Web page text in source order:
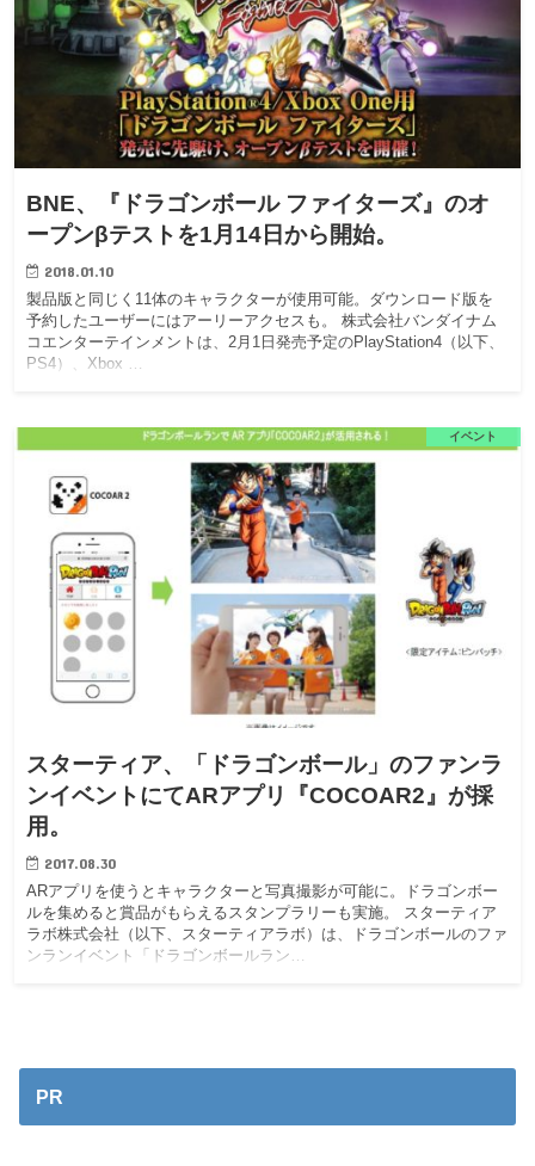
BNE、『ドラゴンボール ファイターズ』のオ
ープンβテストを1月14日から開始。
2018.01.10
製品版と同じく11体のキャラクターが使用可能。ダウンロード版を
予約したユーザーにはアーリーアクセスも。 株式会社バンダイナム
コエンターテインメントは、2月1日発売予定のPlayStation4（以下、
PS4）、Xbox …
イベント
スターティア、「ドラゴンボール」のファンラ
ンイベントにてARアプリ『COCOAR2』が採
用。
2017.08.30
ARアプリを使うとキャラクターと写真撮影が可能に。ドラゴンボー
ルを集めると賞品がもらえるスタンプラリーも実施。 スターティア
ラボ株式会社（以下、スターティアラボ）は、ドラゴンボールのファ
ンランイベント「ドラゴンボールラン…
PR